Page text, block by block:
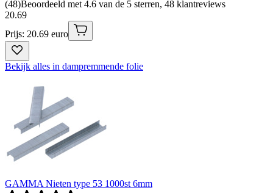
(48)Beoordeeld met 4.6 van de 5 sterren, 48 klantreviews
20.69
Prijs: 20.69 euro
Bekijk alles in dampremmende folie
GAMMA Nieten type 53 1000st 6mm